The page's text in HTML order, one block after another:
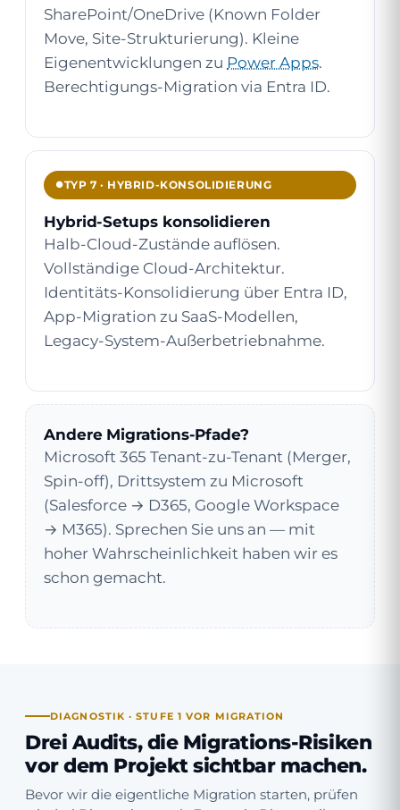
SharePoint/OneDrive (Known Folder
Move, Site-Strukturierung). Kleine
Eigenentwicklungen zu Power Apps.
Berechtigungs-Migration via Entra ID.
TYP 7 · HYBRID-KONSOLIDIERUNG
Hybrid-Setups konsolidieren
Halb-Cloud-Zustände auflösen.
Vollständige Cloud-Architektur.
Identitäts-Konsolidierung über Entra ID,
App-Migration zu SaaS-Modellen,
Legacy-System-Außerbetriebnahme.
Andere Migrations-Pfade?
Microsoft 365 Tenant-zu-Tenant (Merger,
Spin-off), Drittsystem zu Microsoft
(Salesforce → D365, Google Workspace
→ M365). Sprechen Sie uns an — mit
hoher Wahrscheinlichkeit haben wir es
schon gemacht.
DIAGNOSTIK · STUFE 1 VOR MIGRATION
Drei Audits, die Migrations-Risiken
vor dem Projekt sichtbar machen.
Bevor wir die eigentliche Migration starten, prüfen